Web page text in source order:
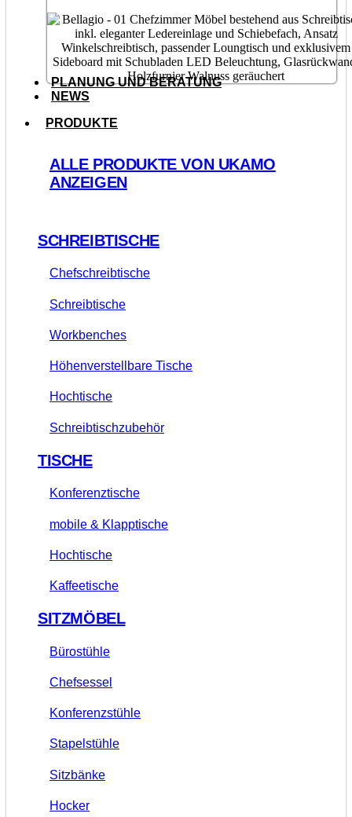
PLANUNG UND BERATUNG
NEWS
PRODUKTE
ALLE PRODUKTE VON UKAMO
ANZEIGEN
SCHREIBTISCHE
Chefschreibtische
Schreibtische
Workbenches
Höhenverstellbare Tische
Hochtische
Schreibtischzubehör
TISCHE
Konferenztische
mobile & Klapptische
Hochtische
Kaffeetische
SITZMÖBEL
Bürostühle
Chefsessel
Konferenzstühle
Stapelstühle
Sitzbänke
Hocker